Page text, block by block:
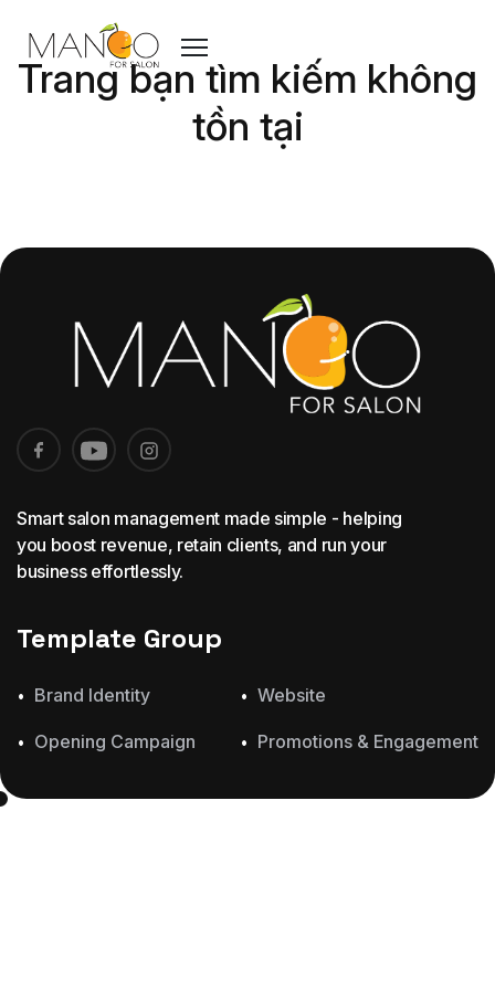
Trang bạn tìm kiếm không
tồn tại
Smart salon management made simple - helping
you boost revenue, retain clients, and run your
business effortlessly.
Template Group
Brand Identity Website
Opening Campaign Promotions & Engagement